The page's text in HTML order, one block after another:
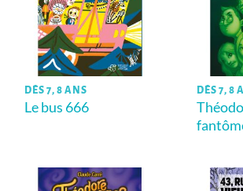
DÈS 7, 8 ANS
Le bus 666
DÈS 7, 8